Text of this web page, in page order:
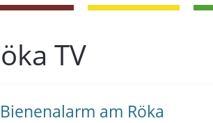
TV
Bienenalarm am Röka